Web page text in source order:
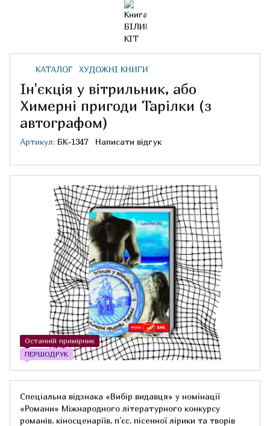
КАТАЛОГ ХУДОЖНІ КНИГИ
Ін'єкція у вітрильник, або
Химерні пригоди Тарілки (з
автографом)
Артикул: БК-1347 Написати відгук
Останній примірник
ПЕРШОДРУК
Cпеціальна відзнака «Вибір видавця» у номінації
«Романи» Міжнародного літературного конкурсу
романів, кіносценаріїв, п’єс, пісенної лірики та творів